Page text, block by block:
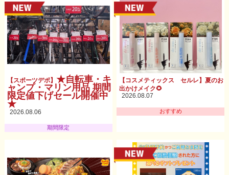
【スポーツデポ】 ★自転車・キ
ャンプ・マリン用品 期間
限定値下げセール開催中
★
2026.08.06
期間限定
【コスメティックス セルレ】夏のお
出かけメイク🌻
2026.08.07
おすすめ